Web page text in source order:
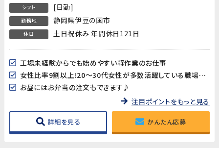
シフト [日勤]
勤務地 静岡県伊豆の国市
休日 土日祝休み 年間休日121日
工場未経験からでも始めやすい軽作業のお仕事
女性比率9割以上!20～30代女性が多数活躍している職場です♪
お昼にはお弁当の注文もできます♪
注目ポイントをもっと見る
詳細を見る かんたん応募